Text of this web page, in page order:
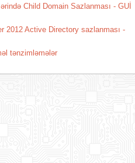
Child Domain Sazlanması - GUİ
2012 Active Directory sazlanması -
tənzimləmələr